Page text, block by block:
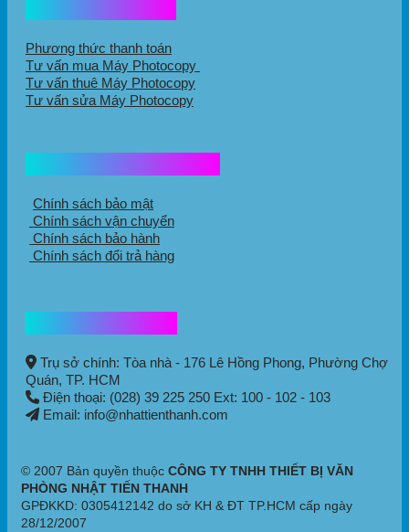
Phương thức thanh toán
Tư vấn mua Máy Photocopy
Tư vấn thuê Máy Photocopy
Tư vấn sửa Máy Photocopy
Chính sách bảo mật
Chính sách vận chuyển
Chính sách bảo hành
Chính sách đổi trả hàng
Trụ sở chính: Tòa nhà - 176 Lê Hồng Phong, Phường Chợ
Quán, TP. HCM
Điện thoại: (028) 39 225 250 Ext: 100 - 102 - 103
Email: info@nhattienthanh.com
© 2007 Bản quyền thuộc CÔNG TY TNHH THIẾT BỊ VĂN
PHÒNG NHẬT TIẾN THANH
GPĐKKD: 0305412142 do sở KH & ĐT TP.HCM cấp ngày
28/12/2007